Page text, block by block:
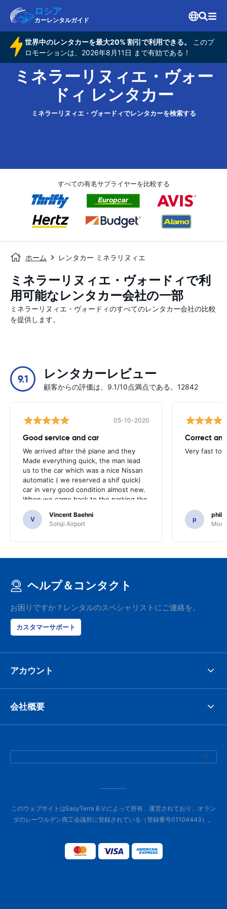
ロシア
カーレンタルガイド
世界中のレンタカーを最大20% 割引で利用できる。
このプ
ロモーションは、2026年8月11日 まで有効である！
ミネラーリヌィエ・ヴォー
ドィ レンタカー
ミネラーリヌィエ・ヴォードィでレンタカーを検索する
すべての有名サプライヤーを比較する
ホーム レンタカー ミネラリヌィエ
ミネラーリヌィエ・ヴォードィで利
用可能なレンタカー会社の一部
ミネラーリヌィエ・ヴォードィのすべてのレンタカー会社の比較
を提供します。
9.1 レンタカーレビュー
顧客からの評価は、9.1/10点満点である。12842
05-10-2020
Good service and car
We arrived after thé plane and they
Made everything quick, the man lead
us to the car which was a nice Nissan
automatic ( we reserved a shif quick)
car in very good condition almost new.
When we came back to the parking the
same man came in 5 minutes and after
a quick check we left. Very friendly and
nice. We can only recommand this
V
Vincent Baehni
Sotsji Airport
Correct
Very fast to
p
ヘルプ＆コンタクト
お困りですか？レンタルのスペシャリストにご連絡を。
カスタマーサポート
アカウント
会社概要
このウェブサイトはEasyTerra B.V.によって所有、運営されており、オラン
ダのレーワルデン商工会議所に登録されている（登録番号01104443）。